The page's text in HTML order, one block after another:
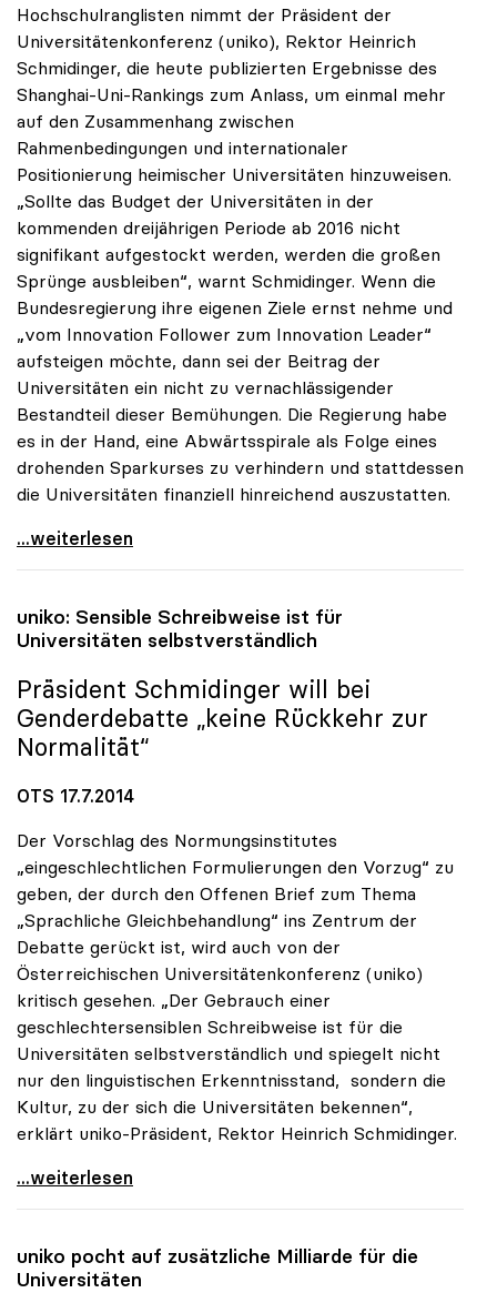
Hochschulranglisten nimmt der Präsident der
Universitätenkonferenz (uniko), Rektor Heinrich
Schmidinger, die heute publizierten Ergebnisse des
Shanghai-Uni-Rankings zum Anlass, um einmal mehr
auf den Zusammenhang zwischen
Rahmenbedingungen und internationaler
Positionierung heimischer Universitäten hinzuweisen.
„Sollte das Budget der Universitäten in der
kommenden dreijährigen Periode ab 2016 nicht
signifikant aufgestockt werden, werden die großen
Sprünge ausbleiben“, warnt Schmidinger. Wenn die
Bundesregierung ihre eigenen Ziele ernst nehme und
„vom Innovation Follower zum Innovation Leader“
aufsteigen möchte, dann sei der Beitrag der
Universitäten ein nicht zu vernachlässigender
Bestandteil dieser Bemühungen. Die Regierung habe
es in der Hand, eine Abwärtsspirale als Folge eines
drohenden Sparkurses zu verhindern und stattdessen
die Universitäten finanziell hinreichend auszustatten.
uniko-Appell an Politik: „Die Universitäten nicht
...weiterlesen
uniko: Sensible Schreibweise ist für
Universitäten selbstverständlich
Präsident Schmidinger will bei
Genderdebatte „keine Rückkehr zur
Normalität“
OTS 17.7.2014
Der Vorschlag des Normungsinstitutes
„eingeschlechtlichen Formulierungen den Vorzug“ zu
geben, der durch den Offenen Brief zum Thema
„Sprachliche Gleichbehandlung“ ins Zentrum der
Debatte gerückt ist, wird auch von der
Österreichischen Universitätenkonferenz (uniko)
kritisch gesehen. „Der Gebrauch einer
geschlechtersensiblen Schreibweise ist für die
Universitäten selbstverständlich und spiegelt nicht
nur den linguistischen Erkenntnisstand, sondern die
Kultur, zu der sich die Universitäten bekennen“,
erklärt uniko-Präsident, Rektor Heinrich Schmidinger.
uniko: Sensible Schreibweise ist für Universitäten
...weiterlesen
uniko pocht auf zusätzliche Milliarde für die
Universitäten